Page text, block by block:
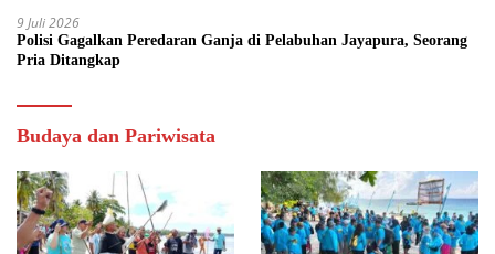
9 Juli 2026
Polisi Gagalkan Peredaran Ganja di Pelabuhan Jayapura, Seorang
Pria Ditangkap
Budaya dan Pariwisata